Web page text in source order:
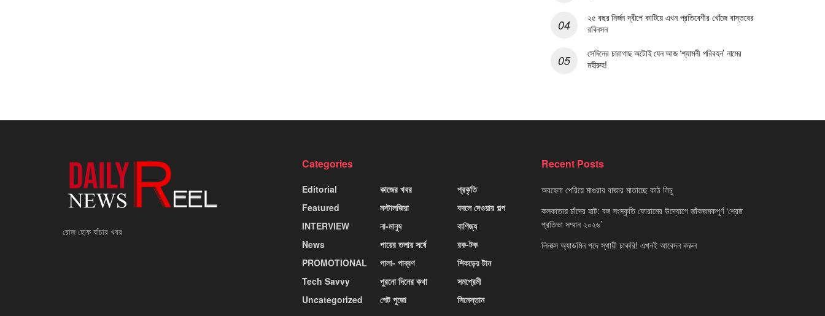
২৫ বছর নির্জন দ্বীপে কাটিয়ে এখন প্রতিবেশীর খোঁজে বাস্তবের
রবিনসন
সেদিনের চারাগাছ অটোই যেন আজ ‘শ্যামলী পরিবহন’ নামের
মহীরুহ!
রোজ হোক বাঁচার খবর
Categories
Editorial
Featured
INTERVIEW
News
PROMOTIONAL
Tech Savvy
Uncategorized
কাজের খবর
নস্টালজিয়া
না-মানুষ
পায়ের তলায় সর্ষে
পালা- পাব্বণ
পুরনো দিনের কথা
পেট পুজো
প্রকৃতি
বদলে দেওয়ার গল্প
বাণিজ্য
রক-টক
শিকড়ের টান
সমপ্রেমী
সিনেস্তান
Recent Posts
অবহেলা পেরিয়ে মাগুরার বাজার মাতাচ্ছে কাঠ লিচু
কলকাতায় চাঁদের হাট: বঙ্গ সংস্কৃতি ফোরামের উদ্যোগে জাঁকজমকপূর্ণ ‘শ্রেষ্ঠ
প্রতিভা সম্মান ২০২৬’
লিনাক্স অ্যাডমিন পদে স্থায়ী চাকরি! এখনই আবেদন করুন